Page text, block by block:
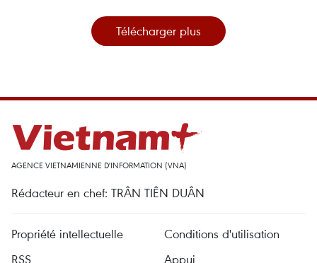
Télécharger plus
AGENCE VIETNAMIENNE D'INFORMATION (VNA)
Rédacteur en chef: TRÂN TIÊN DUÂN
Propriété intellectuelle
Conditions d'utilisation
RSS
Appui